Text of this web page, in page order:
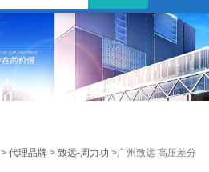
>代理品牌 >致远-周力功 >广州致远 高压差分